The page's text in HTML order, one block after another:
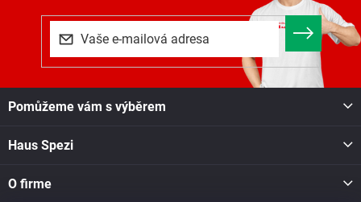
i
s
Pomůžeme vám s výběrem
Haus Spezi
O firme